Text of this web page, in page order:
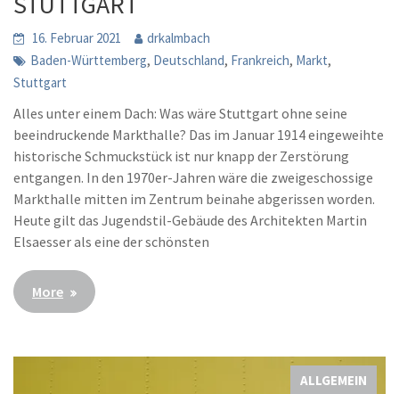
16. Februar 2021
drkalmbach
Baden-Württemberg, Deutschland, Frankreich, Markt,
Stuttgart
Alles unter einem Dach: Was wäre Stuttgart ohne seine
beeindruckende Markthalle? Das im Januar 1914 eingeweihte
historische Schmuckstück ist nur knapp der Zerstörung
entgangen. In den 1970er-Jahren wäre die zweigeschossige
Markthalle mitten im Zentrum beinahe abgerissen worden.
Heute gilt das Jugendstil-Gebäude des Architekten Martin
Elsaesser als eine der schönsten
More
ALLGEMEIN